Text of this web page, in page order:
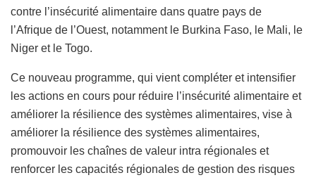
contre l’insécurité alimentaire dans quatre pays de
l’Afrique de l’Ouest, notamment le Burkina Faso, le Mali, le
Niger et le Togo.
Ce nouveau programme, qui vient compléter et intensifier
les actions en cours pour réduire l’insécurité alimentaire et
améliorer la résilience des systèmes alimentaires, vise à
améliorer la résilience des systèmes alimentaires,
promouvoir les chaînes de valeur intra régionales et
renforcer les capacités régionales de gestion des risques